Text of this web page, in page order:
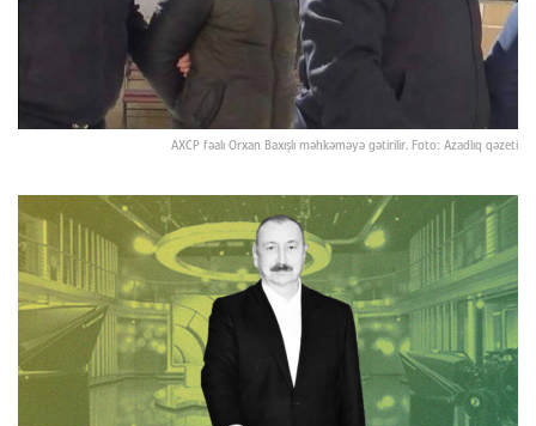
AXCP fəalı Orxan Baxışlı məhkəməyə gətirilir. Foto: Azadlıq qəzeti